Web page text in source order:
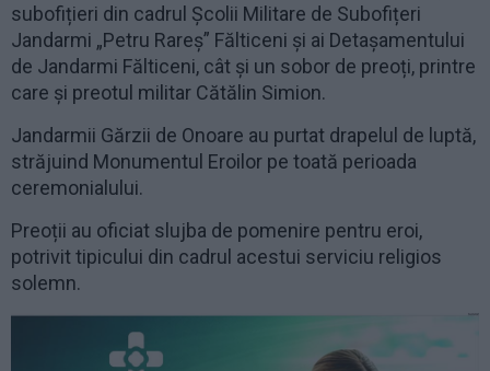
subofițieri din cadrul Școlii Militare de Subofițeri
Jandarmi „Petru Rareș” Fălticeni și ai Detașamentului
de Jandarmi Fălticeni, cât și un sobor de preoți, printre
care și preotul militar Cătălin Simion.
Jandarmii Gărzii de Onoare au purtat drapelul de luptă,
străjuind Monumentul Eroilor pe toată perioada
ceremonialului.
Preoții au oficiat slujba de pomenire pentru eroi,
potrivit tipicului din cadrul acestui serviciu religios
solemn.